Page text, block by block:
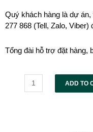
Quý khách hàng là dự
277 868 (Tell, Zalo,
Tổng đài hỗ trợ đặt hàng,
ADD TO
Alternative: